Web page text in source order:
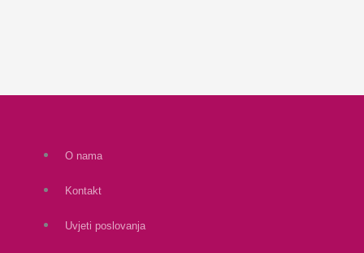
O nama
Kontakt
Uvjeti poslovanja